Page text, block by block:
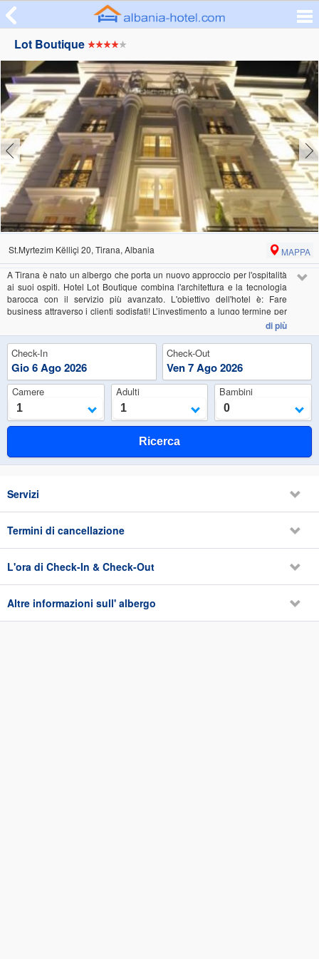
Lot Boutique
St.Myrtezim Këlliçi 20, Tirana, Albania
MAPPA
A Tirana è nato un albergo che porta un nuovo approccio per l'ospitalità
ai suoi ospiti. Hotel Lot Boutique combina l'architettura e la tecnologia
barocca con il servizio più avanzato. L'obiettivo dell'hotel è: Fare
business attraverso i clienti sodisfati! L’investimento a lungo termine per
il comfort fino a dettagli offre una perfetta esperienza di alloggio. Il
personale preparato e concentratto sul servizio dei clienti, vi farà tornare
di nuovo qua. La visione dell'hotel è di adattare i servizi ad ogni
esigenza del cliente, offrendo comfort, professionalità e cortesia ad
ciascuno di essi. Visitate Tirana, Visitate Hotel Lot Boutique. Sarete
sorpresi!
di più
Check-In
Gio6Ago2026
Check-Out
Ven7Ago2026
Camere
1
Adulti
1
Bambini
0
Ricerca
Servizi
Termini di cancellazione
L'ora di Check-In & Check-Out
Altre informazioni sull' albergo